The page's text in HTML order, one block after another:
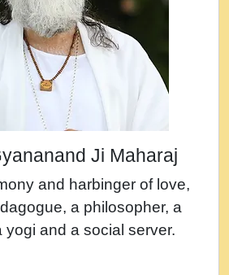
हथ रख द!.mp3
प्रीत, यूहीं दिन बीतते जाते हैं ।
- Swami Gyananand Ji
गद फर, पयर महन न रझद फर! shri
लडडल... अपन खट करम क !!!! मह दद
सवर तर बगर Shri ravinandan
Ji Maharaj
and harbinger of love,
a philosopher, a
yogi and a social server.